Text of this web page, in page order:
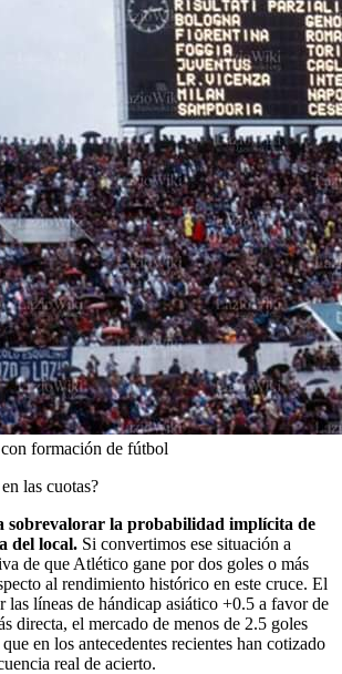
formación de fútbol
las cuotas?
sobrevalorar la probabilidad implícita de
del local. Si convertimos ese situación a
de que Atlético gane por dos goles o más
al rendimiento histórico en este cruce. El
las líneas de hándicap asiático +0.5 a favor de
directa, el mercado de menos de 2.5 goles
en los antecedentes recientes han cotizado
real de acierto.